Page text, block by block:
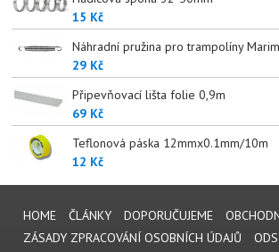
15 Kč
Náhradní pružina pro trampolíny
29 Kč
Připevňovací lišta folie 0,9m
69 Kč
Teflonová páska 12mmx0.1mm/10m
12 Kč
HOME ČLÁNKY DOPORUČUJEME
ZÁSADY ZPRACOVÁNÍ OSOBNÍCH ÚDAJŮ